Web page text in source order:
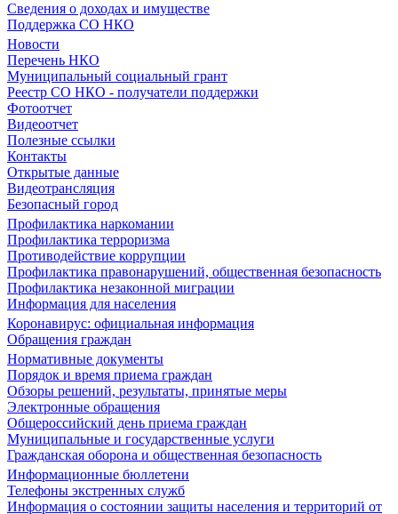
Сведения о доходах и имуществе
Поддержка СО НКО
Новости
Перечень НКО
Муниципальный социальный грант
Реестр СО НКО - получатели поддержки
Фотоотчет
Видеоотчет
Полезные ссылки
Контакты
Открытые данные
Видеотрансляция
Безопасный город
Профилактика наркомании
Профилактика терроризма
Противодействие коррупции
Профилактика правонарушений, общественная безопасность
Профилактика незаконной миграции
Информация для населения
Коронавирус: официальная информация
Обращения граждан
Нормативные документы
Порядок и время приема граждан
Обзоры решений, результаты, принятые меры
Электронные обращения
Общероссийский день приема граждан
Муниципальные и государственные услуги
Гражданская оборона и общественная безопасность
Информационные бюллетени
Телефоны экстренных служб
Информация о состоянии защиты населения и территорий от